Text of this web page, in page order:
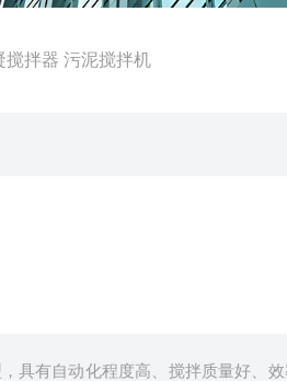
拌器 污泥搅拌机
具有自动化程度高、搅拌质量好、